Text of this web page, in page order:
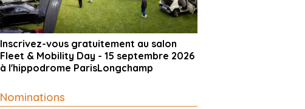
Inscrivez-vous gratuitement au salon
Fleet & Mobility Day - 15 septembre 2026
à l'hippodrome ParisLongchamp
Nominations